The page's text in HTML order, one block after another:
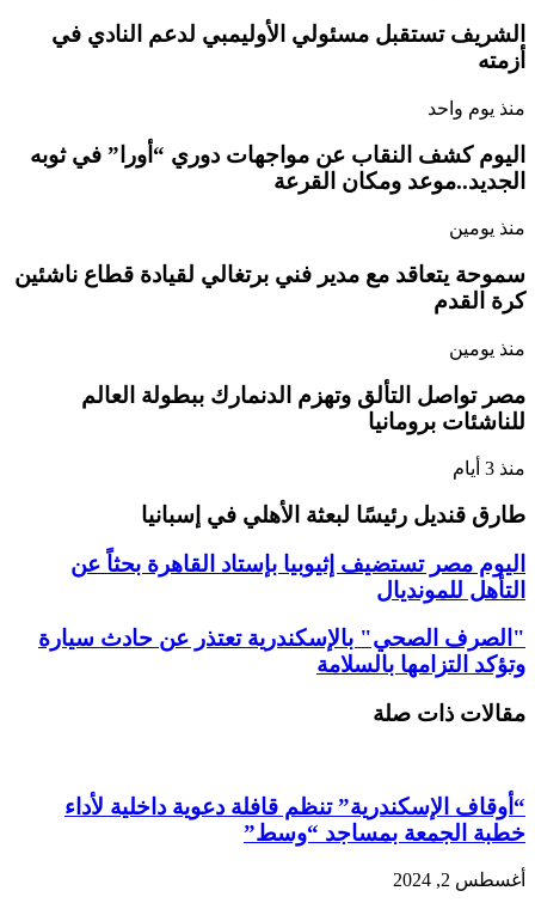
الشريف تستقبل مسئولي الأوليمبي لدعم النادي في
أزمته
منذ يوم واحد
اليوم كشف النقاب عن مواجهات دوري “أورا” في ثوبه
الجديد..موعد ومكان القرعة
منذ يومين
سموحة يتعاقد مع مدير فني برتغالي لقيادة قطاع ناشئين
كرة القدم
منذ يومين
مصر تواصل التألق وتهزم الدنمارك ببطولة العالم
للناشئات برومانيا
منذ 3 أيام
طارق قنديل رئيسًا لبعثة الأهلي في إسبانيا
اليوم مصر تستضيف إثيوبيا بإستاد القاهرة بحثاً عن
التأهل للمونديال
"الصرف الصحي" بالإسكندرية تعتذر عن حادث سيارة
وتؤكد التزامها بالسلامة
مقالات ذات صلة
“أوقاف الإسكندرية” تنظم قافلة دعوية داخلية لأداء
خطبة الجمعة بمساجد “وسط”
أغسطس 2, 2024